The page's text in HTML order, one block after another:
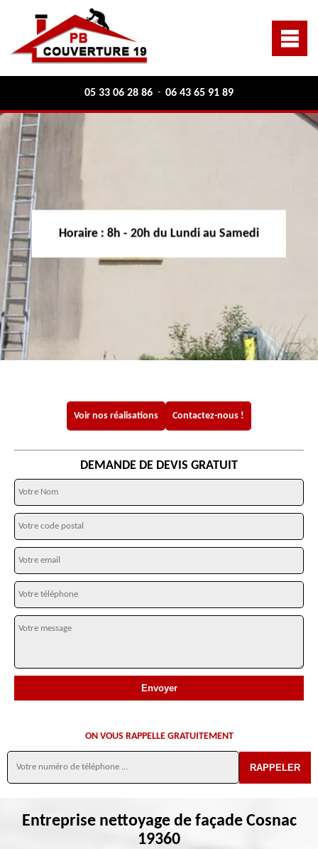
05 33 06 28 86 - 06 43 65 91 89
Horaire : 8h - 20h du Lundi au Samedi
Voir nos réalisations Contactez-nous !
DEMANDE DE DEVIS GRATUIT
ON VOUS RAPPELLE GRATUITEMENT
Entreprise nettoyage de façade Cosnac
19360